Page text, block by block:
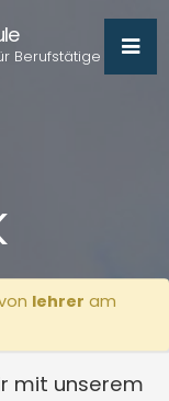
Berufstätige
lehrer am
mit unserem